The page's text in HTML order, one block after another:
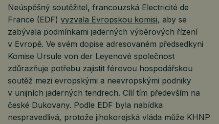
Neúspěšný soutěžitel, francouzská Electricité de
France (EDF) vyzvala Evropskou komisi, aby se
zabývala podmínkami jaderných výběrových řízení
v Evropě. Ve svém dopise adresovaném předsedkyni
Komise Ursule von der Leyenové společnost
zdůrazňuje potřebu zajistit férovou hospodářskou
soutěž mezi evropskými a neevropskými podniky
v unijních jaderných tendrech. Cílí tím především na
české Dukovany. Podle EDF byla nabídka
nespravedlivá, protože jihokorejská vláda může KHNP